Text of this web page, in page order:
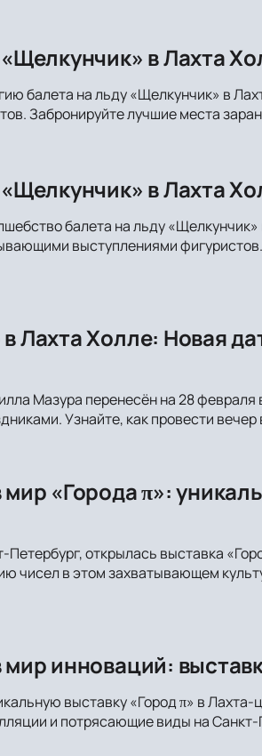
в Лахта
балета на льду «Щелкунчик» в
Забронируйте лучшие места
в Лахта
балета на льду
выступлениями
Лахта Холле: Новая
Мазура перенесён на 28
Узнайте, как провести
мир «Города π»:
открылась выставка
чисел в этом захватывающем
мир инноваций:
выставку «Город π» в
и потрясающие виды на